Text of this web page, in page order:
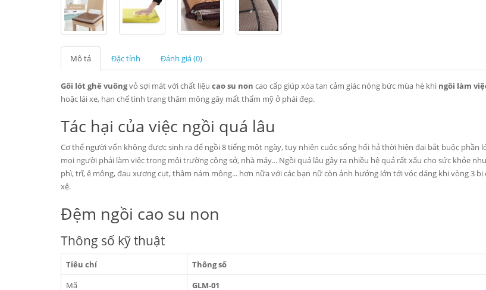
Mô tả Đặc tính Đánh giá (0)
Gối lót ghế vuôngvỏ sợi mát với chất liệu cao su non cao cấp giúp xóa tan cảm giác nóng bức mùa hè khi ngồi làm
hoặc lái xe, hạn chế tình trạng thâm mông gây mất thẩm mỹ ở phái đẹp.
Tác hại của việc ngồi quá lâu
Cơ thể người vốn không được sinh ra để ngồi 8 tiếng một ngày, tuy nhiên cuộc sống hối hả thời hiện đại bắt buộc phần
mọi người phải làm việc trong môi trường công sở, nhà máy... Ngồi quá lâu gây ra nhiều hệ quả rất xấu cho sức khỏe
phì, trĩ, ê mông, đau xương cụt, thâm nám mông... hơn nữa với các bạn nữ còn ảnh hưởng lớn tới vóc dáng khi vòng 3 bị
xệ.
Đệm ngồi cao su non
Thông số kỹ thuật
Tiêu chí
Thông số
Mã
GLM-01